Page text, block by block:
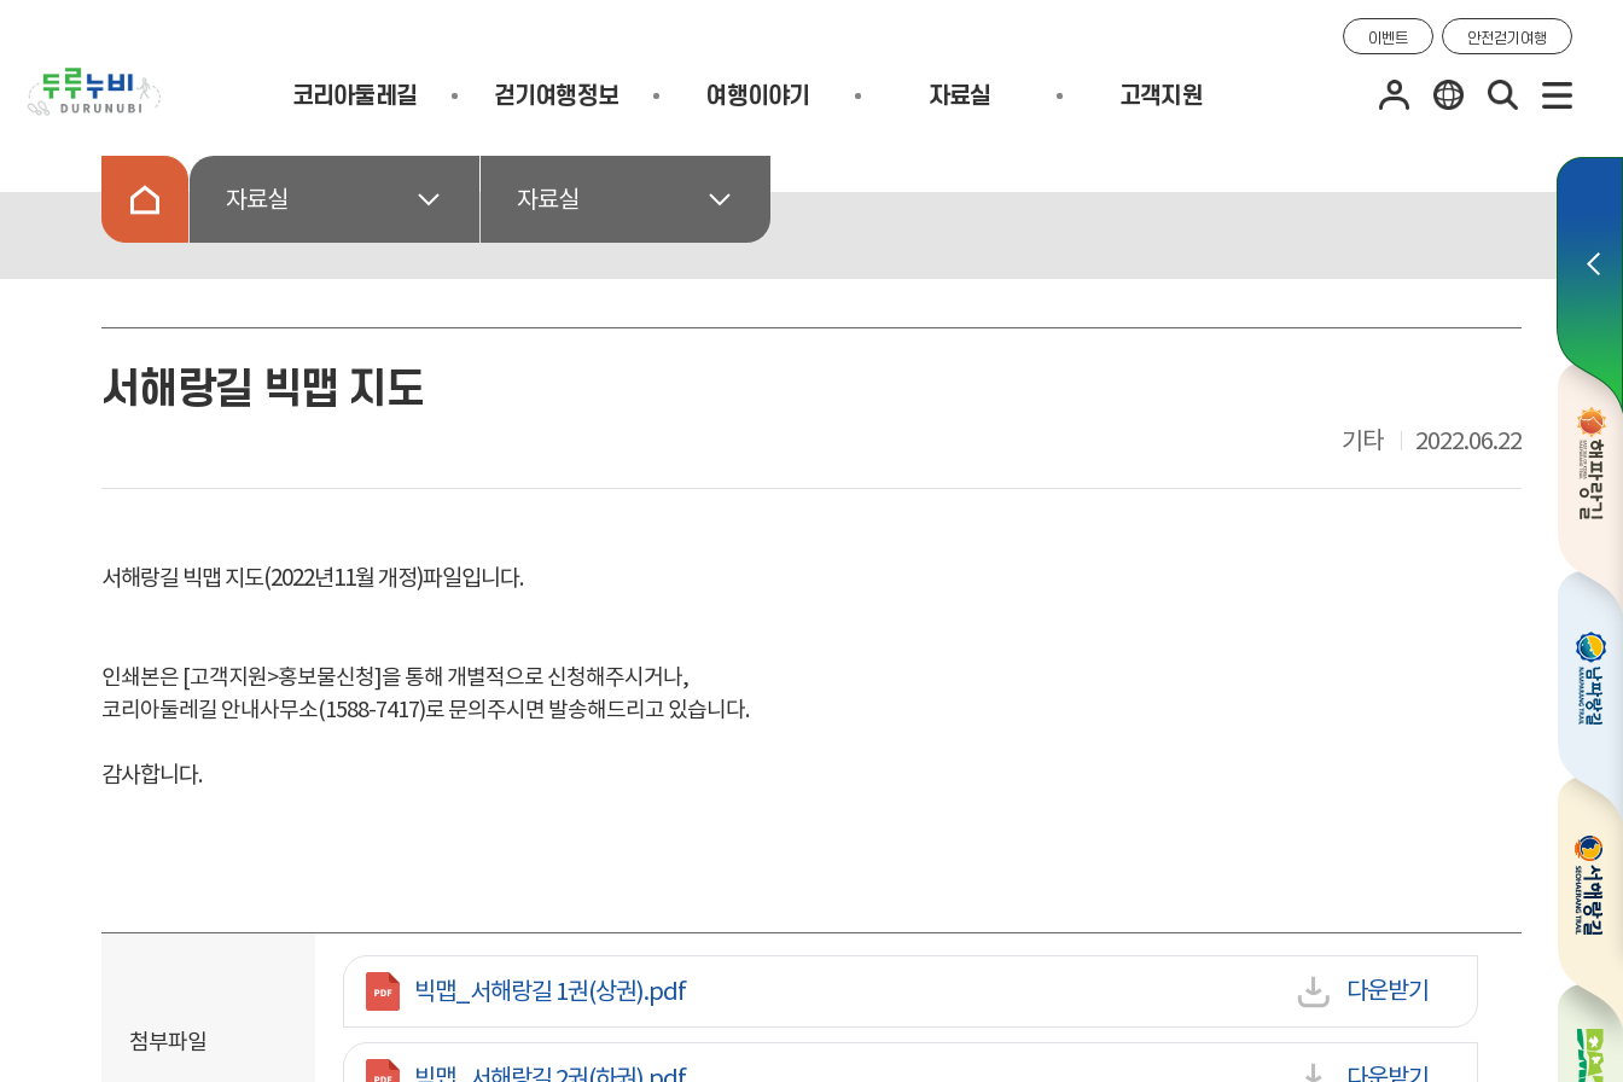
코리아둘레길 걷기여행정보 여행이야기 자료실 고객지원
이벤트 안전걷기여행
자료실 자료실
서해랑길 빅맵 지도
기타 2022.06.22
서해랑길 빅맵 지도(2022년11월 개정)파일입니다.
인쇄본은 [고객지원>홍보물신청]을 통해 개별적으로 신청해주시거나,
코리아둘레길 안내사무소(1588-7417)로 문의주시면 발송해드리고 있습니다.
감사합니다.
첨부파일
빅맵_서해랑길 1권(상권).pdf 다운받기